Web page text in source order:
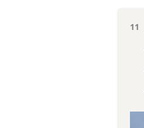
11